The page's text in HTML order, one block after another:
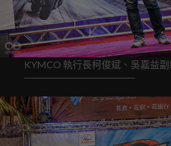
KYMCO 執行長柯俊斌、吳嘉益